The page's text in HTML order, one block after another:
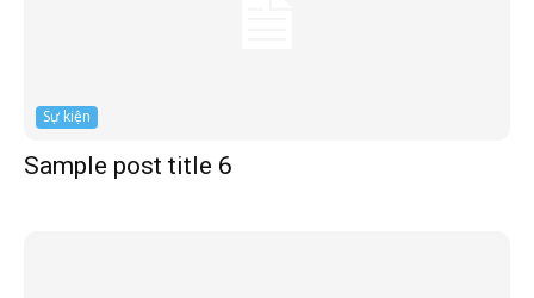
Sự kiện
Sample post title 6